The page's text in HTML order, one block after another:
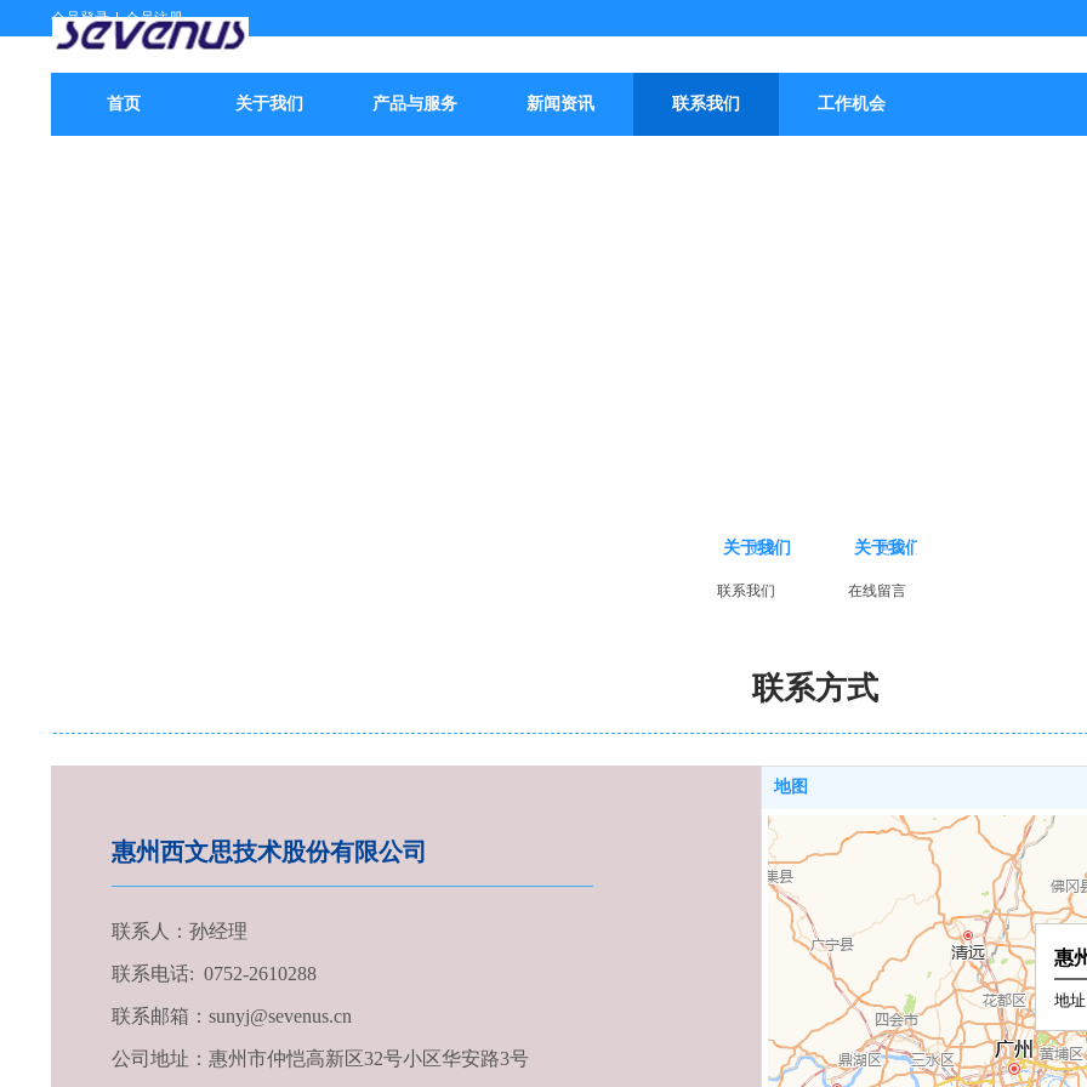
首页 关于我们 产品与服务 新闻资讯 联系我们 工作机会
会员登录 | 会员注册
地图
惠州西文思技术股份有限公司
联系人：孙经理
联系电话: 0752-2610288
联系邮箱：sunyj@sevenus.cn
公司地址：惠州市仲恺高新区32号小区华安路3号
关于我们
更多
联系我们
关于我们
更多
在线留言
联系方式